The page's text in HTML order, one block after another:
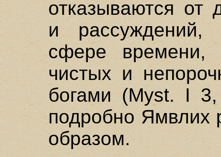
отказываются от
и рассуждений,
сфере времени,
чистых и
богами (Myst. I
подробно Ямвлих
образом.